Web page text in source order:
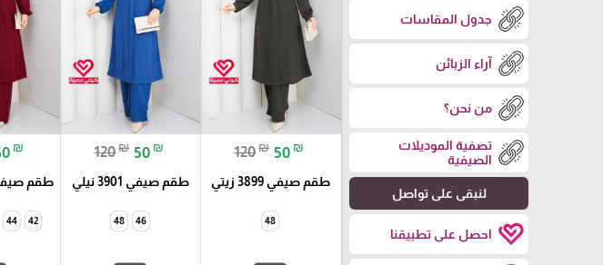
جدول المقاسات
آراء الزبائن
من نحن؟
تصفية الموديلات
الصيفية
لنبقى على تواصل
احصل على تطبيقنا
120₪ 50 ₪
طقم صيفي 3899 زيتي
48
120₪ 50 ₪
طقم صيفي 3901 نيلي
46
48
₪
طقم صيفي 3901
42
44